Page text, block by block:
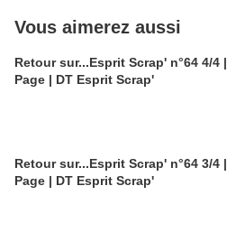
Vous aimerez aussi
Retour sur...Esprit Scrap' n°64 4/4 |
Page | DT Esprit Scrap'
Retour sur...Esprit Scrap' n°64 3/4 |
Page | DT Esprit Scrap'